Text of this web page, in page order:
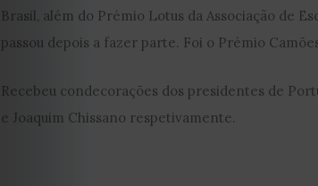
Contactos
Estatuto
Editorial
Brasil, além do Prémio Lotus da Associação de
passou depois a fazer parte. Foi o Prémio Camões
Recebeu condecorações dos presidentes de
e Joaquim Chissano respetivamente.